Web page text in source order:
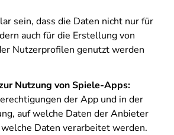
sein, dass die Daten nicht nur für
auch für die Erstellung von
Nutzerprofilen genutzt werden
Nutzung von Spiele-Apps:
der App und in der
auf welche Daten der Anbieter
Daten verarbeitet werden.